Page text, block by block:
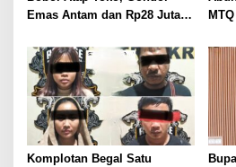
Emas Antam dan Rp28 Juta!
Bersama Reskrim Polsek
Kotabumi Kota Bekuk
Komplotan Curat
Komplotan Begal Satu